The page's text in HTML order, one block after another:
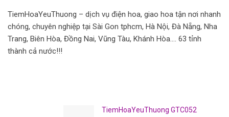
TiemHoaYeuThuong – dịch vụ điện hoa, giao hoa tận nơi nhanh
chóng, chuyên nghiệp tại Sài Gon tphcm, Hà Nội, Đà Nẵng, Nha
Trang, Biên Hòa, Đồng Nai, Vũng Tàu, Khánh Hòa…. 63 tỉnh
thành cả nước!!!
TiemHoaYeuThuong GTC052